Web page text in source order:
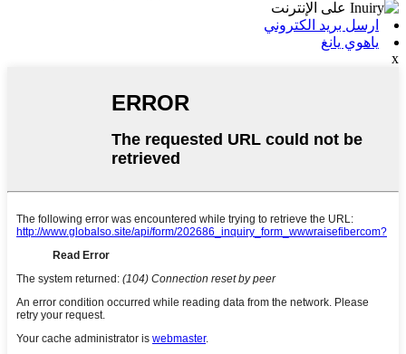
ارسل بريد الكتروني
ياهوي يانغ
x